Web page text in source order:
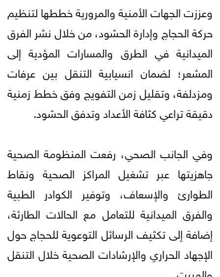
وعززت الجهات الأمنية والمرورية خططها لتنظيم
حركة الحجاج وإدارة الحشود، من خلال نشر الفرق
الميدانية في الطرق والمسارات المؤدية إلى
المشعر؛ لضمان انسيابية التنقل بين عرفات
ومزدلفة، وتقليل زمن التفويج وفق خطط زمنية
دقيقة تراعي كثافة الأعداد وتدفق الحشود.
وفي الجانب الصحي، رفعت المنظومة الصحية
جاهزيتها عبر تشغيل المراكز الصحية ونقاط
الطوارئ والإسعاف، وتوفير الكوادر الطبية
والفرق الميدانية للتعامل مع الحالات الطارئة،
إضافة إلى تكثيف الرسائل التوعوية للحجاج حول
الإجهاد الحراري والإرشادات الصحية خلال التنقل
والمبيت.